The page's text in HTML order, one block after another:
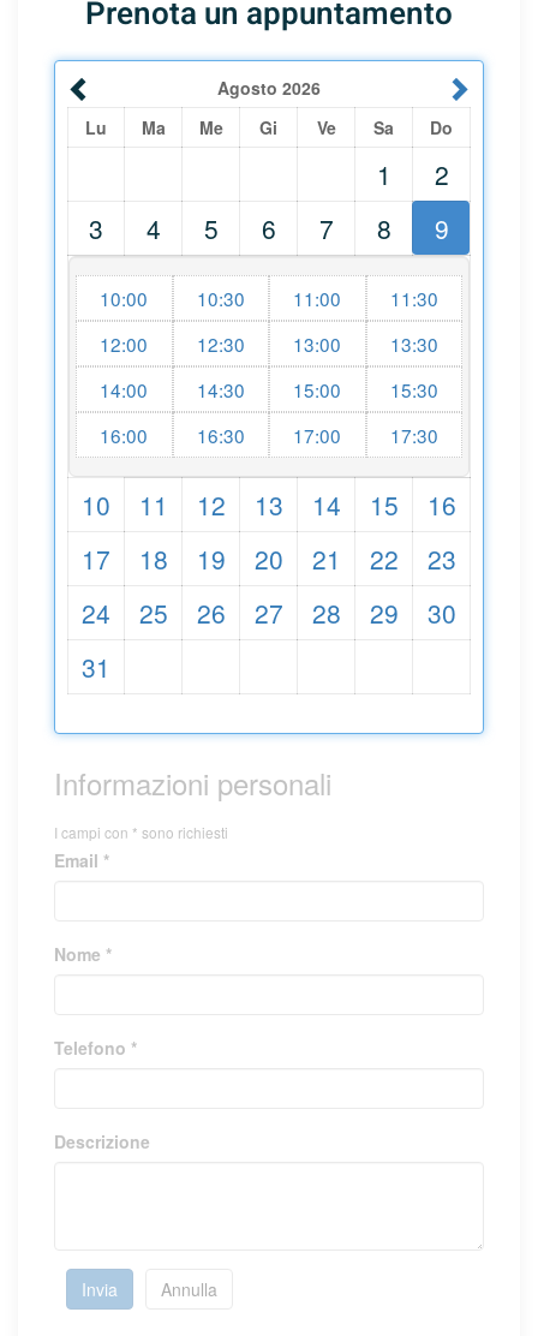
Prenota un appuntamento
Agosto 2026
Lu
Ma Me Gi Ve Sa Do
1
2
3
4 5 6 7 8 9
10:00 10:30 11:00
11:30
12:00
12:30 13:00
13:30
14:00
14:30 15:00
15:30
16:00
16:30 17:00 17:30
10 11 12 13 14 15
16
17
18 19 20 21 22
23
24
25 26 27 28 29
30
31
Informazioni personali
I campi con * sono richiesti
Email *
Nome *
Telefono *
Descrizione
Invia Annulla